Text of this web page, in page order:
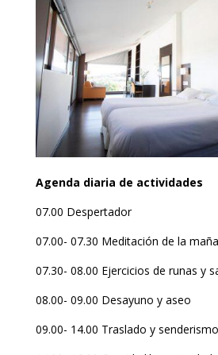
Agenda diaria de actividades
07.00 Despertador
07.00- 07.30 Meditación de la
07.30- 08.00 Ejercicios de runas y
08.00- 09.00 Desayuno y aseo
09.00- 14.00 Traslado y senderismo